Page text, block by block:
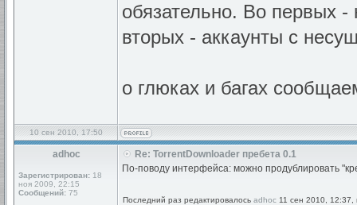
обязательно. Во первых -
вторых - аккаунты с
о глюках и багах
10 сен 2010, 17:50
adhoc
Зарегистрирован: 18
ноя 2009, 22:15
Сообщений: 75
Re: TorrentDownloader пребета 0.1
По-поводу интерфейса: можно продублировать
Последний раз редактировалось adhoc 11 сен 2010, 12:37,